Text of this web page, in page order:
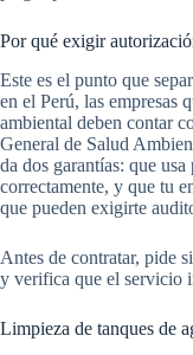
Por qué exigir
Este es el punto que
en el Perú, las empresas
ambiental deben contar
General de Salud
da dos garantías: que
correctamente, y que tu
que pueden exigirte
Antes de contratar, pide
y verifica que el servicio
Limpieza de tanques de